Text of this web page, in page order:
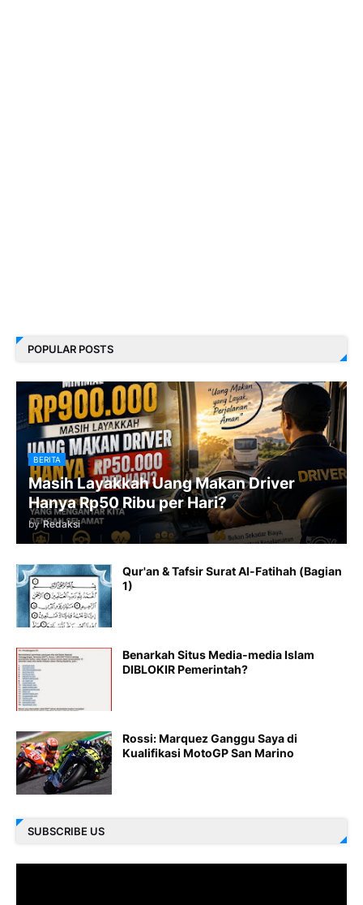
POPULAR POSTS
BERITA
Masih Layakkah Uang Makan Driver
Hanya Rp50 Ribu per Hari?
by Redaksi
Qur'an & Tafsir Surat Al-Fatihah (Bagian
1)
Benarkah Situs Media-media Islam
DIBLOKIR Pemerintah?
Rossi: Marquez Ganggu Saya di
Kualifikasi MotoGP San Marino
SUBSCRIBE US